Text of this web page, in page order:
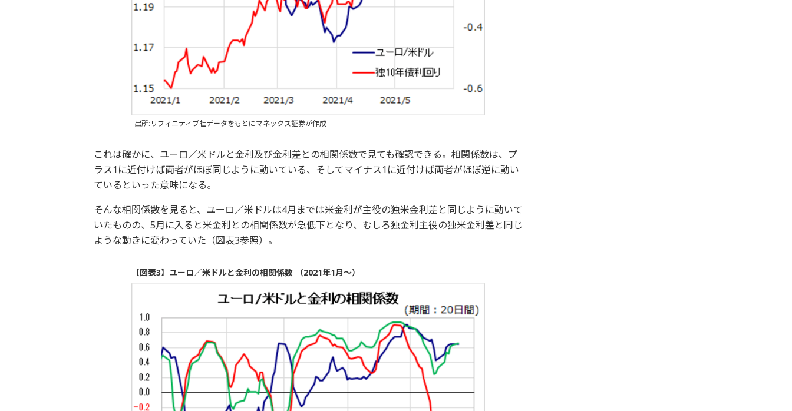
出所:リフィニティブ社データをもとにマネックス証券が作成
これは確かに、ユーロ／米ドルと金利及び金利差との相関係数で見ても確認できる。相関係数は、プ
ラス1に近付けば両者がほぼ同じように動いている、そしてマイナス1に近付けば両者がほぼ逆に動い
ているといった意味になる。
そんな相関係数を見ると、ユーロ／米ドルは4月までは米金利が主役の独米金利差と同じように動いて
いたものの、5月に入ると米金利との相関係数が急低下となり、むしろ独金利主役の独米金利差と同じ
ような動きに変わっていた（図表3参照）。
【図表3】ユーロ／米ドルと金利の相関係数 （2021年1月～）